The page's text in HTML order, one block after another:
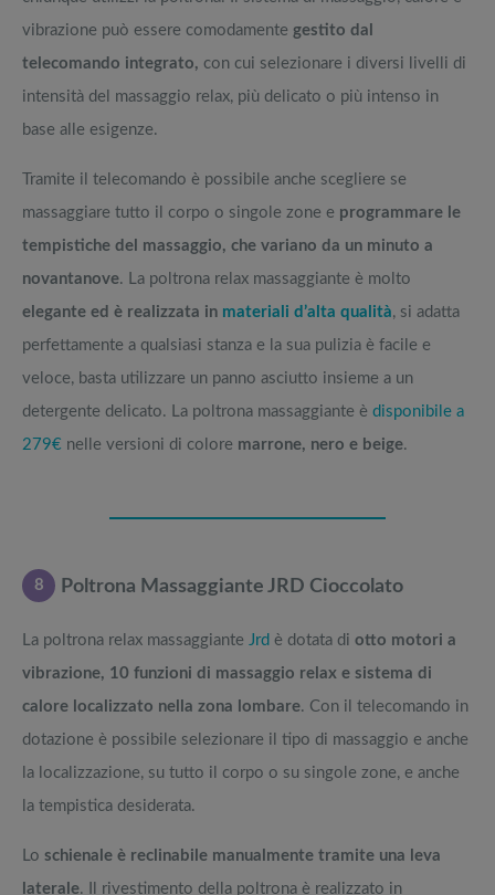
vibrazione può essere comodamente gestito dal
telecomando integrato, con cui selezionare i diversi livelli di
intensità del massaggio relax, più delicato o più intenso in
base alle esigenze.
Tramite il telecomando è possibile anche scegliere se
massaggiare tutto il corpo o singole zone e programmare le
tempistiche del massaggio, che variano da un minuto a
novantanove. La poltrona relax massaggiante è molto
elegante ed è realizzata in materiali d’alta qualità, si adatta
perfettamente a qualsiasi stanza e la sua pulizia è facile e
veloce, basta utilizzare un panno asciutto insieme a un
detergente delicato. La poltrona massaggiante è disponibile a
279€ nelle versioni di colore marrone, nero e beige.
8 Poltrona Massaggiante JRD Cioccolato
La poltrona relax massaggiante Jrd è dotata di otto motori a
vibrazione, 10 funzioni di massaggio relax e sistema di
calore localizzato nella zona lombare. Con il telecomando in
dotazione è possibile selezionare il tipo di massaggio e anche
la localizzazione, su tutto il corpo o su singole zone, e anche
la tempistica desiderata.
Lo schienale è reclinabile manualmente tramite una leva
laterale. Il rivestimento della poltrona è realizzato in